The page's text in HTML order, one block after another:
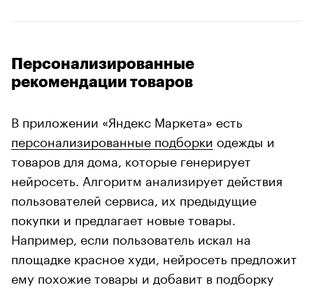
Персонализированные
рекомендации товаров
В приложении «Яндекс Маркета» есть
персонализированные подборки одежды и
товаров для дома, которые генерирует
нейросеть. Алгоритм анализирует действия
пользователей сервиса, их предыдущие
покупки и предлагает новые товары.
Например, если пользователь искал на
площадке красное худи, нейросеть предложит
ему похожие товары и добавит в подборку